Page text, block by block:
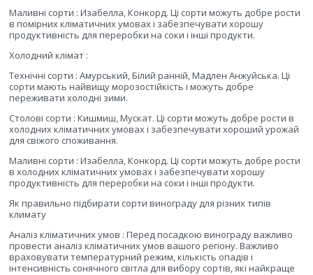
Маливні сорти : Изабелла, Конкорд. Ці сорти можуть добре рости
в помірних кліматичних умовах і забезпечувати хорошу
продуктивність для переробки на соки і інші продукти.
Холодний клімат :
Технічні сорти : Амурський, Білий ранній, Мадлен Анжуйська. Ці
сорти мають найвищу морозостійкість і можуть добре
переживати холодні зими.
Столові сорти : Кишмиш, Мускат. Ці сорти можуть добре рости в
холодних кліматичних умовах і забезпечувати хороший урожай
для свіжого споживання.
Маливні сорти : Изабелла, Конкорд. Ці сорти можуть добре рости
в холодних кліматичних умовах і забезпечувати хорошу
продуктивність для переробки на соки і інші продукти.
Як правильно підбирати сорти винограду для різних типів
климату
Аналіз кліматичних умов : Перед посадкою винограду важливо
провести аналіз кліматичних умов вашого регіону. Важливо
враховувати температурний режим, кількість опадів і
інтенсивність сонячного світла для вибору сортів, які найкраще